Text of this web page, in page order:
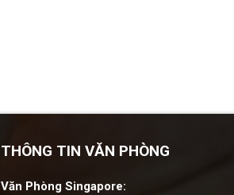
THÔNG TIN VĂN PHÒNG
Văn Phòng Singapore: